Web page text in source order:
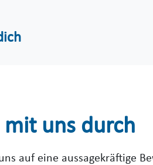
mit uns durch
auf eine aussagekräftige